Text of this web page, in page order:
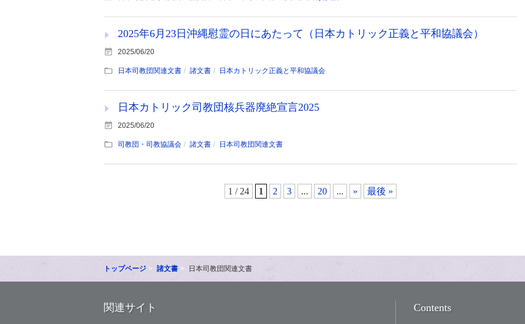
2025年6月23日沖縄慰霊の日にあたって（日本カトリック正義と平和協議会）
2025/06/20
日本司教団関連文書 諸文書 日本カトリック正義と平和協議会
日本カトリック司教団核兵器廃絶宣言2025
2025/06/20
司教団・司教協議会 諸文書 日本司教団関連文書
1 / 24 1 2 3 ... 20 ... » 最後 »
トップページ 諸文書 日本司教団関連文書
関連サイト Contents